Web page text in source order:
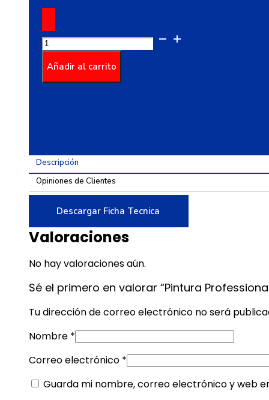
Pintura
Professional
Alta
Cobertura
Añadir al carrito
Descripción
Opiniones de Clientes
Descargar Ficha Tecnica
Valoraciones
No hay valoraciones aún.
Sé el primero en valorar “Pintura
Tu dirección de correo electrónico no será
Nombre *
Correo electrónico *
Guarda mi nombre, correo electrónico y web